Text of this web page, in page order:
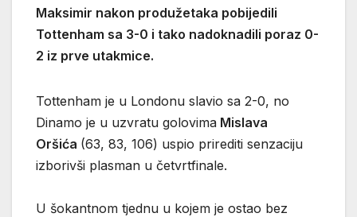
Maksimir nakon produžetaka pobijedili
Tottenham sa 3-0 i tako nadoknadili poraz 0-
2 iz prve utakmice.
Tottenham je u Londonu slavio sa 2-0, no
Dinamo je u uzvratu golovima Mislava
Oršića (63, 83, 106) uspio prirediti senzaciju
izborivši plasman u četvrtfinale.
U šokantnom tjednu u kojem je ostao bez